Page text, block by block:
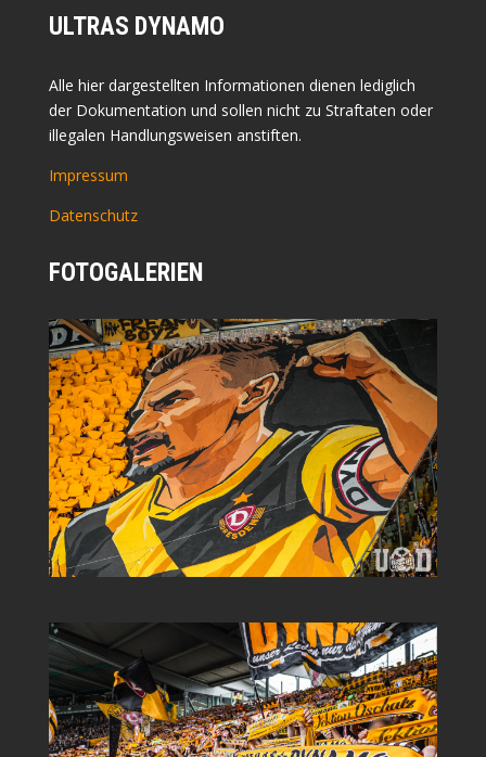
ULTRAS DYNAMO
Alle hier dargestellten Informationen dienen lediglich
der Dokumentation und sollen nicht zu Straftaten oder
illegalen Handlungsweisen anstiften.
Impressum
Datenschutz
FOTOGALERIEN